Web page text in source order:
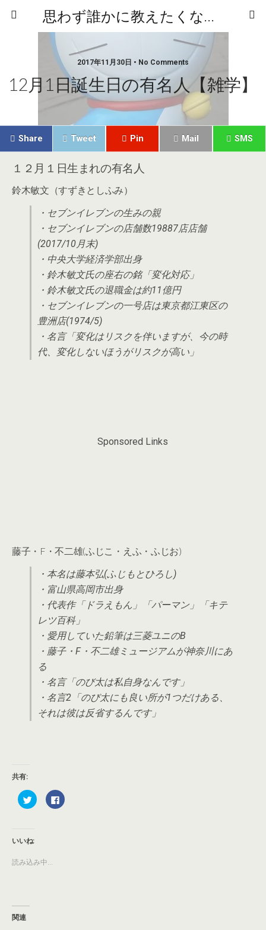
思わず誰かに教えたくなるニュースや雑学
2017年11月30日 • No Comments
12月1日誕生日の有名人【雑学】
Share Tweet Pin Mail SMS
１２月１日生まれの有名人
鈴木敏文（すずきとしふみ）
・セブンイレブンの生みの親
・セブンイレブンの店舗数19887店店舗
(2017/10月末)
・中央大学経済学部出身
・鈴木敏文氏の座右の銘「変化対応」
・鈴木敏文氏の退職金は約11億円
・セブンイレブンの一号店は東京都江東区の
豊洲店(1974/5)
・名言「変化はリスクを伴いますが、今の時
代、変化しないほうがリスクが高い」
Sponsored Links
藤子・F・不二雄(ふじこ・えふ・ふじお)
・本名は藤本弘(ふじもとひろし)
・富山県高岡市出身
・代表作「ドラえもん」「パーマン」「キテ
レツ百科」
・愛用していた鉛筆は三菱ユニのB
・藤子・F・不二雄ミュージアムが神奈川にあ
る
・名言「のび太は私自身なんです」
・名言2「のび太にも良い所が1つだけある、
それは彼は反省するんです」
共有:
ク
リ
T
w
t
t
F
a
いいね:
読み込み中...
関連